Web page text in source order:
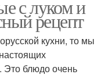
с луком и
рецепт
кухни, то мы
Это блюдо очень